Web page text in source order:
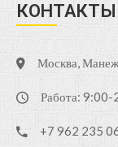
КОНТАКТЫ
Москва,
Работа: 9:00-
+7 962 235